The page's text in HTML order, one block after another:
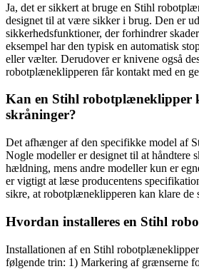
Ja, det er sikkert at bruge en Stihl
designet til at være sikker i brug. Den er
sikkerhedsfunktioner, der forhindrer
eksempel har den typisk en automatisk
eller vælter. Derudover er knivene også
robotplæneklipperen får kontakt med en
Kan en Stihl robotplæneklipper
skråninger?
Det afhænger af den specifikke model af
Nogle modeller er designet til at håndtere
hældning, mens andre modeller kun er
er vigtigt at læse producentens
sikre, at robotplæneklipperen kan klare de
Hvordan installeres en Stihl
Installationen af en Stihl
følgende trin: 1) Markering af grænserne